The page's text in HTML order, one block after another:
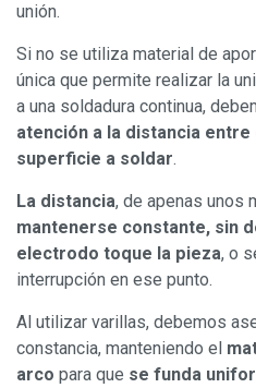
unión.
Si no se utiliza material de
única que permite realizar la
a una soldadura continua,
atención a la distancia
superficie a soldar.
La distancia, de apenas unos
mantenerse constante, sin
electrodo toque la pieza, o
interrupción en ese punto.
Al utilizar varillas, debemos
constancia, manteniendo el
arco para que se funda